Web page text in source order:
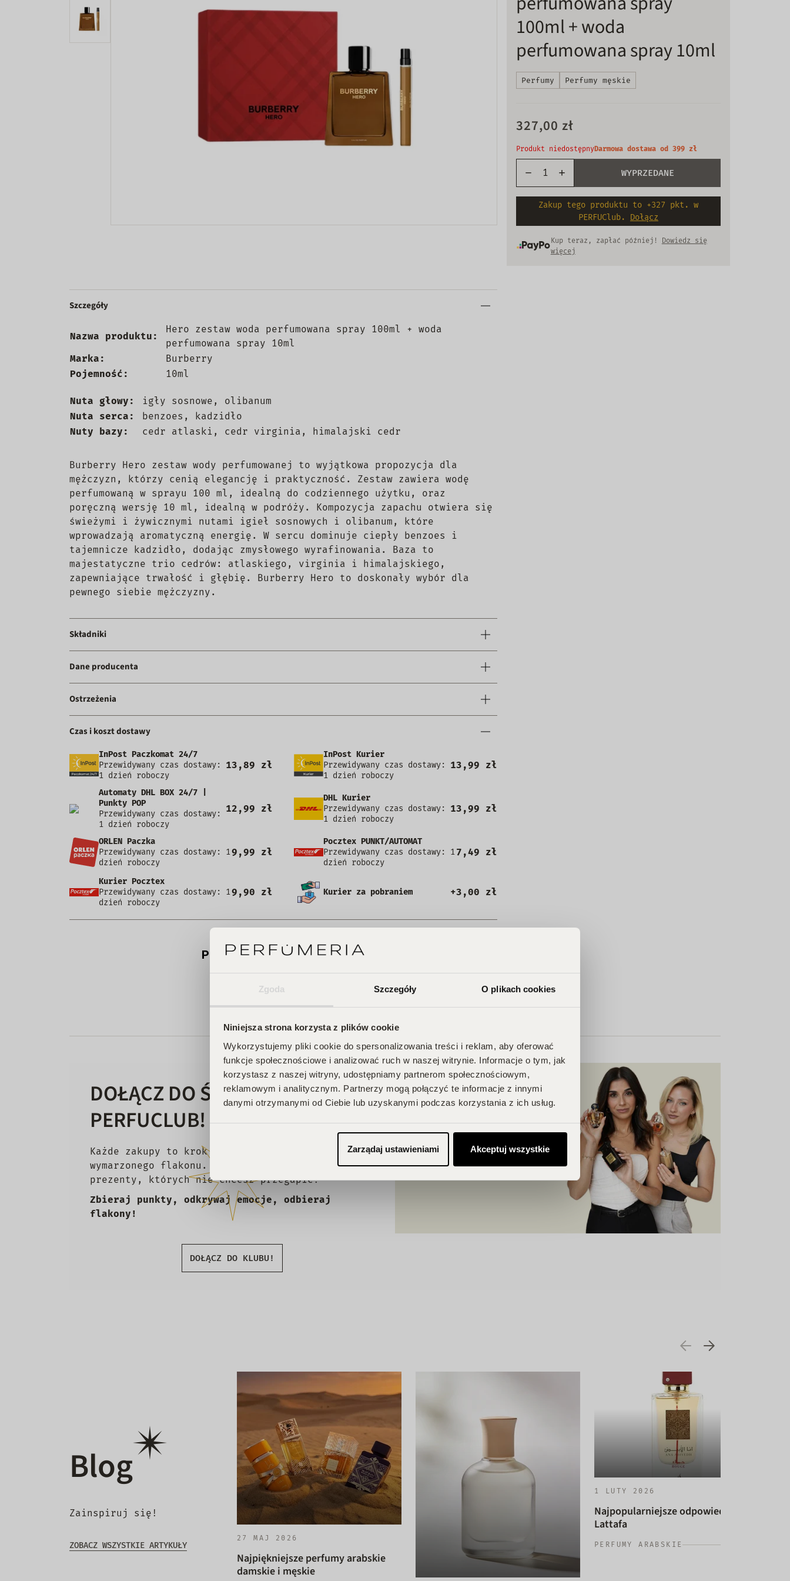
Zgoda Szczegóły O plikach cookies
Niniejsza strona korzysta z plików cookie
Wykorzystujemy pliki cookie do spersonalizowania treści i reklam, aby oferować
funkcje społecznościowe i analizować ruch w naszej witrynie. Informacje o tym, jak
korzystasz z naszej witryny, udostępniamy partnerom społecznościowym,
reklamowym i analitycznym. Partnerzy mogą połączyć te informacje z innymi
danymi otrzymanymi od Ciebie lub uzyskanymi podczas korzystania z ich usług.
Zarządaj ustawieniami Akceptuj wszystkie
100ml + woda
perfumowana spray 10ml
Perfumy Perfumy męskie
327,00 zł
Produkt niedostępnyDarmowa dostawa od 399 zł
WYPRZEDANE
Zakup tego produktu to +327 pkt. w
PERFUClub. Dołącz
Kup teraz, zapłać później!
Dowiedz się
więcej
Szczegóły
Nazwa produktu:
Hero zestaw woda perfumowana spray 100ml + woda
perfumowana spray 10ml
Marka:
Burberry
Pojemność:
10ml
Nuta głowy:
igły sosnowe, olibanum
Nuta serca:
benzoes, kadzidło
Nuty bazy:
cedr atlaski, cedr virginia, himalajski cedr
Burberry Hero zestaw wody perfumowanej to wyjątkowa propozycja dla
mężczyzn, którzy cenią elegancję i praktyczność. Zestaw zawiera wodę
perfumowaną w sprayu 100 ml, idealną do codziennego użytku, oraz
poręczną wersję 10 ml, idealną w podróży. Kompozycja zapachu otwiera się
świeżymi i żywicznymi nutami igieł sosnowych i olibanum, które
wprowadzają aromatyczną energię. W sercu dominuje ciepły benzoes i
tajemnicze kadzidło, dodając zmysłowego wyrafinowania. Baza to
majestatyczne trio cedrów: atlaskiego, virginia i himalajskiego,
zapewniające trwałość i głębię. Burberry Hero to doskonały wybór dla
pewnego siebie mężczyzny.
Składniki
Dane producenta
Ostrzeżenia
Czas i koszt dostawy
InPost Paczkomat 24/7
Przewidywany czas dostawy:
1 dzień roboczy
13,89 zł
InPost Kurier
Przewidywany czas dostawy:
1 dzień roboczy
13,99 zł
Automaty DHL BOX 24/7 |
Punkty POP
Przewidywany czas dostawy:
1 dzień roboczy
12,99 zł
DHL Kurier
Przewidywany czas dostawy:
1 dzień roboczy
13,99 zł
ORLEN Paczka
Przewidywany czas dostawy: 1
dzień roboczy
9,99 zł
Pocztex PUNKT/AUTOMAT
Przewidywany czas dostawy: 1
dzień roboczy
7,49 zł
Kurier Pocztex
Przewidywany czas dostawy: 1
dzień roboczy
9,90 zł Kurier za pobraniem +3,00 zł
Produkt nie posiada recenzji
DOŁĄCZ DO ŚWIATA
PERFUCLUB!
Każde zakupy to krok w stronę Twojego
wymarzonego flakonu. Czekają na Ciebie zniżki i
prezenty, których nie chcesz przegapić!
Zbieraj punkty, odkrywaj emocje, odbieraj
flakony!
DOŁĄCZ DO KLUBU!
Blog
Zainspiruj się!
ZOBACZ WSZYSTKIE ARTYKUŁY
27 MAJ 2026
Najpiękniejsze perfumy arabskie
damskie i męskie
1 LUTY 2026
Najpopularniejsze odpowiedniki
Lattafa
PERFUMY ARABSKIE